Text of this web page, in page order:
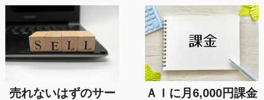
売れないはずのサー
ＡＩに月6,000円課金